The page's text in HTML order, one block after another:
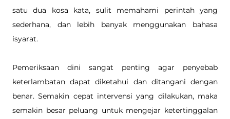
satu dua kosa kata, sulit memahami perintah yang
sederhana, dan lebih banyak menggunakan bahasa
isyarat.
Pemeriksaan dini sangat penting agar penyebab
keterlambatan dapat diketahui dan ditangani dengan
benar. Semakin cepat intervensi yang dilakukan, maka
semakin besar peluang untuk mengejar ketertinggalan